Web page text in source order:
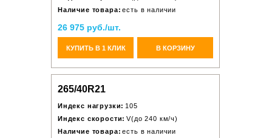
Наличие товара: есть в наличии
26 975 руб./шт.
КУПИТЬ В 1 КЛИК В КОРЗИНУ
265/40R21
Индекс нагрузки: 105
Индекс скорости: V(до 240 км/ч)
Наличие товара: есть в наличии